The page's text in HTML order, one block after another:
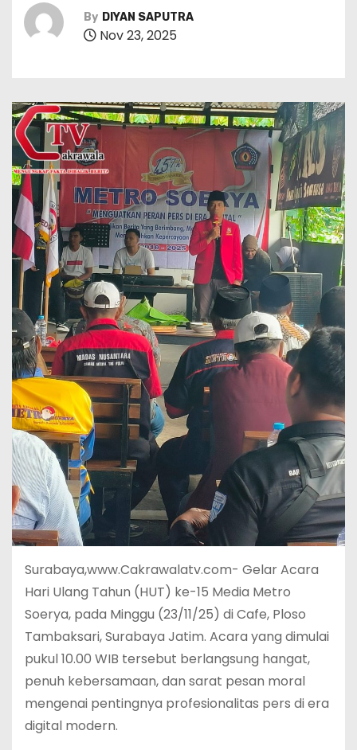
By DIYAN SAPUTRA
Nov 23, 2025
Surabaya,www.Cakrawalatv.com- Gelar Acara
Hari Ulang Tahun (HUT) ke-15 Media Metro
Soerya, pada Minggu (23/11/25) di Cafe, Ploso
Tambaksari, Surabaya Jatim. Acara yang dimulai
pukul 10.00 WIB tersebut berlangsung hangat,
penuh kebersamaan, dan sarat pesan moral
mengenai pentingnya profesionalitas pers di era
digital modern.